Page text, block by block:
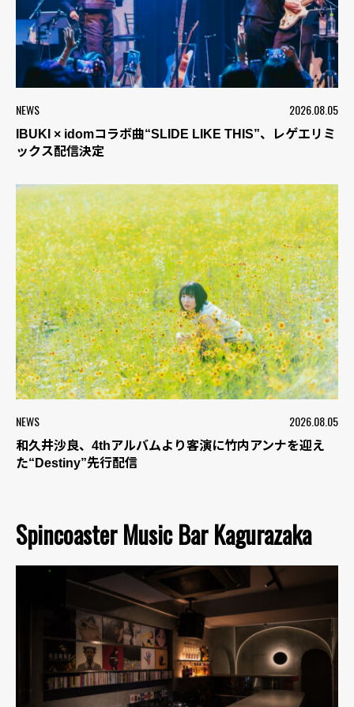
NEWS 2026.08.05
IBUKI × idomコラボ曲“SLIDE LIKE THIS”、レゲエリミ
ックス配信決定
NEWS 2026.08.05
和久井沙良、4thアルバムより客演に竹内アンナを迎え
た“Destiny”先行配信
Spincoaster Music Bar Kagurazaka